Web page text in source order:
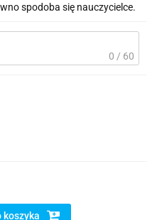
spodoba się nauczycielce.
0 / 60
koszyka